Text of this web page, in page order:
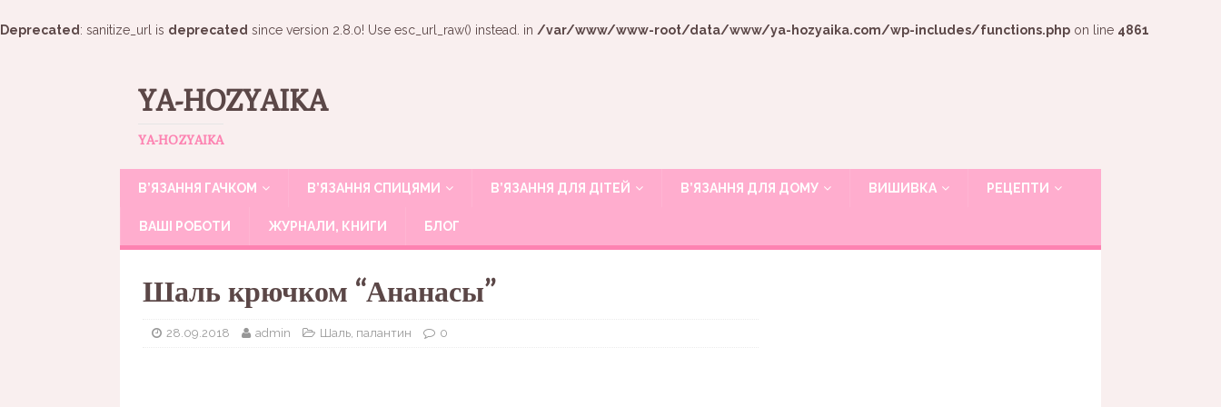
Deprecated : sanitize_url is deprecated since version 2.8.0! Use esc_url_raw() instead. in /var/www/www-root/data/www/ya-hozyaika.com/wp-includes/functions.php on line 4861
YA-HOZYAIKA
YA-HOZYAIKA
В’ЯЗАННЯ ГАЧКОМ В’ЯЗАННЯ СПИЦЯМИ В’ЯЗАННЯ ДЛЯ ДІТЕЙ В’ЯЗАННЯ ДЛЯ ДОМУ ВИШИВКА РЕЦЕПТИ
ВАШІ РОБОТИ ЖУРНАЛИ, КНИГИ БЛОГ
Шаль крючком “Ананасы”
28.09.2018 admin Шаль, палантин 0